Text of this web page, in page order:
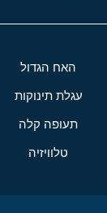
האח הגדול
עגלת תינוקות
תעופה קלה
טלוויזיה